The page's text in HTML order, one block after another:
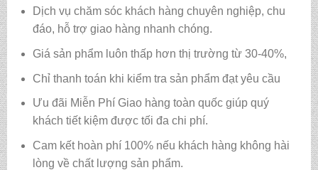
Dịch vụ chăm sóc khách hàng chuyên nghiệp, chu
đáo, hỗ trợ giao hàng nhanh chóng.
Giá sản phẩm luôn thấp hơn thị trường từ 30-40%,
Chỉ thanh toán khi kiểm tra sản phẩm đạt yêu cầu
Ưu đãi Miễn Phí Giao hàng toàn quốc giúp quý
khách tiết kiệm được tối đa chi phí.
Cam kết hoàn phí 100% nếu khách hàng không hài
lòng về chất lượng sản phẩm.